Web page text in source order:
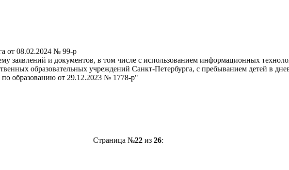
от 08.02.2024 № 99-p
заявлений и документов, в том числе с использованием информационных
образовательных учреждений Санкт-Петербурга, с пребыванием детей в
образованию от 29.12.2023 № 1778-р"
Страница №22из 26: